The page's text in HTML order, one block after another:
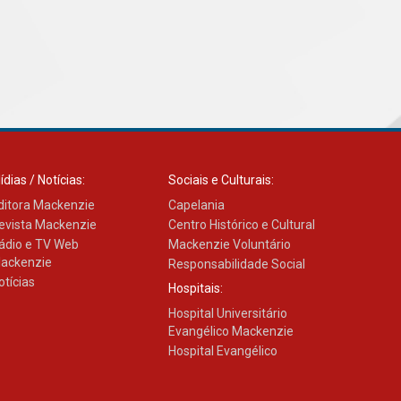
/ Notícias:
Mackenzie
Mackenzie
e TV Web
Sociais e Culturais:
Capelania
Centro Histórico e Cultural
Mackenzie Voluntário
Responsabilidade Social
Hospitais:
Hospital Universitário
Evangélico Mackenzie
Hospital Evangélico